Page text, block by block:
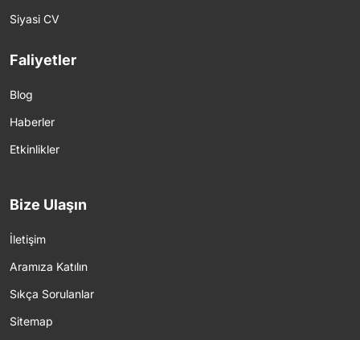
Siyasi CV
Faliyetler
Blog
Haberler
Etkinlikler
Bize Ulaşın
İletişim
Aramıza Katılın
Sıkça Sorulanlar
Sitemap